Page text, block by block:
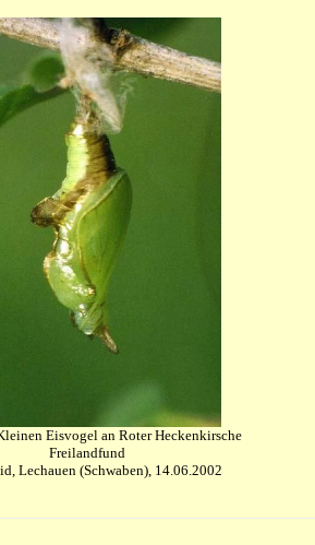
Eisvogel an Roter Heckenkirsche
Freilandfund
Lechauen (Schwaben), 14.06.2002